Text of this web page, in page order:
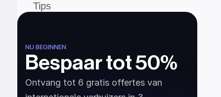
Tips
NU BEGINNEN
Bespaar tot 50%
Ontvang tot 6 gratis offertes van